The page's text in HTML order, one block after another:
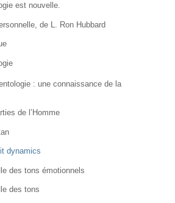
est nouvelle.
de L. Ron Hubbard
: une connaissance de la
de l’Homme
dynamics
des tons émotionnels
des tons